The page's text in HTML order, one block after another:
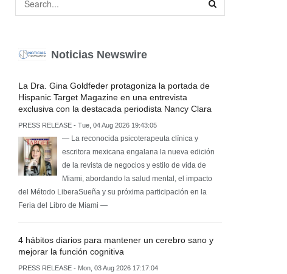
Noticias Newswire
La Dra. Gina Goldfeder protagoniza la portada de
Hispanic Target Magazine en una entrevista
exclusiva con la destacada periodista Nancy Clara
PRESS RELEASE - Tue, 04 Aug 2026 19:43:05
— La reconocida psicoterapeuta clínica y
escritora mexicana engalana la nueva edición
de la revista de negocios y estilo de vida de
Miami, abordando la salud mental, el impacto
del Método LiberaSueña y su próxima participación en la
Feria del Libro de Miami —
4 hábitos diarios para mantener un cerebro sano y
mejorar la función cognitiva
PRESS RELEASE - Mon, 03 Aug 2026 17:17:04